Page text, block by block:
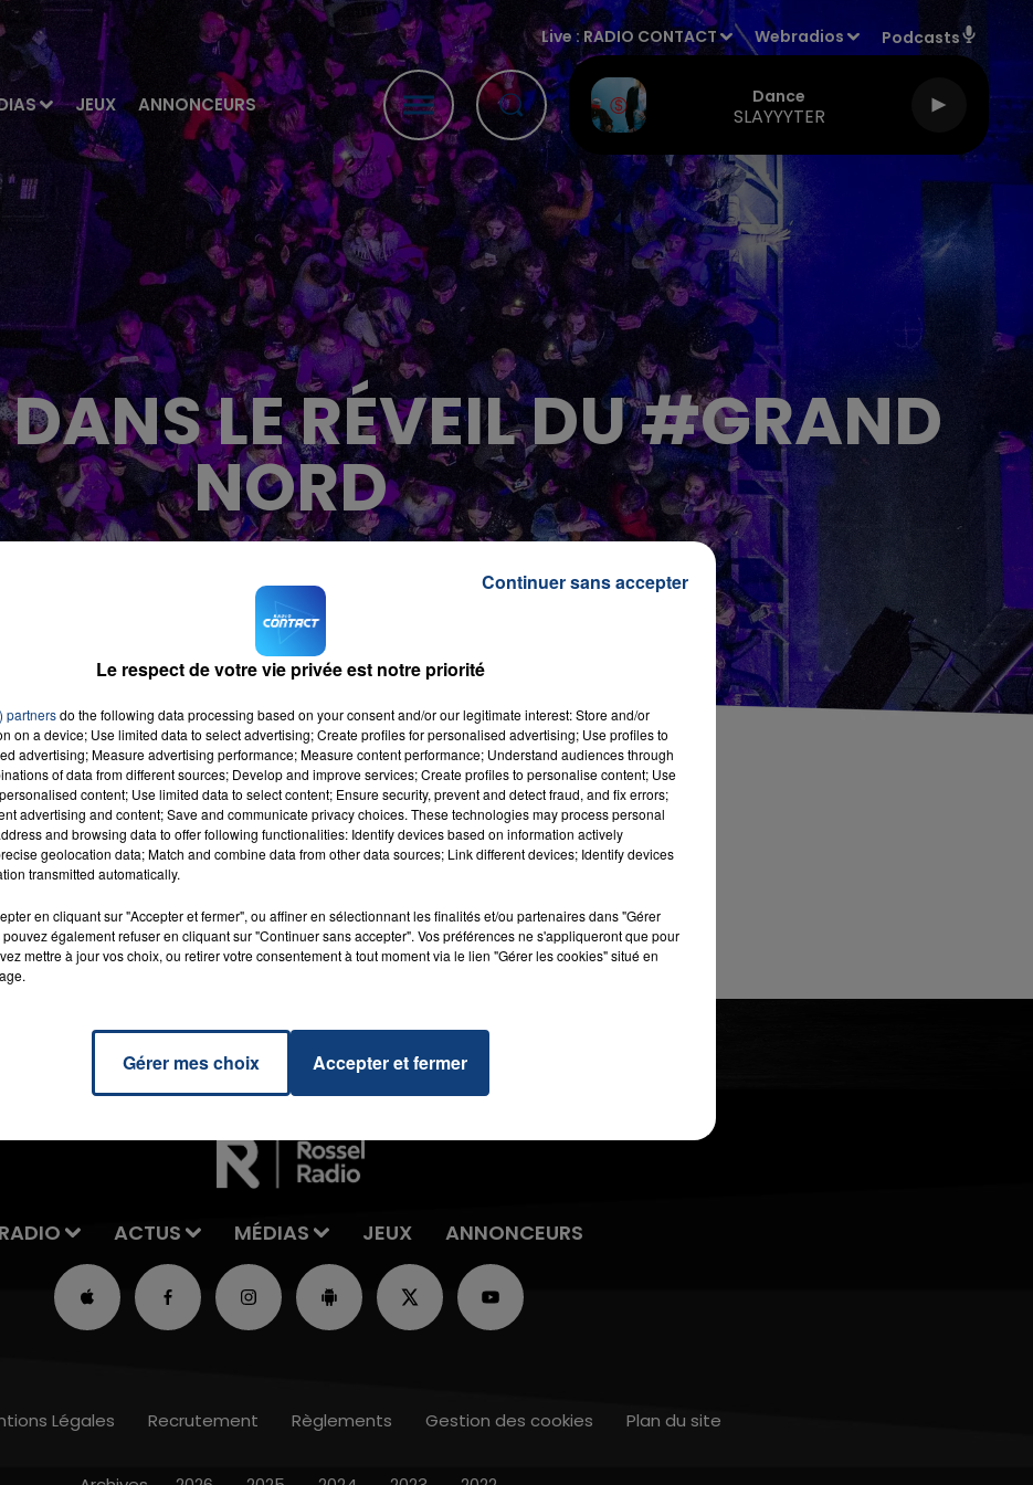
JEUX ANNONCEURS
Live :RADIO CONTACT Webradios Podcasts
Dance
SLAYYYTER
LE RÉVEIL DU #GRAND
NORD
du dépôt de cookies que vous avez exprimé. Si vous
votre accord en cliquant sur le bouton ci-dessous.
l'élément
Le Réveil du #Grand Nord sur Contact FM
RADIO ACTUS MÉDIAS JEUX ANNONCEURS
Légales Recrutement Règlements Gestion des cookies Plan du site
Le respect de votre vie privée est notre priorité
partnersdo the following data processing based on your consent and/or our legitimate interest: Store and/or
on a device; Use limited data to select advertising; Create profiles for personalised advertising; Use profiles to
advertising; Measure advertising performance; Measure content performance; Understand audiences through
of data from different sources; Develop and improve services; Create profiles to personalise content; Use
content; Use limited data to select content; Ensure security, prevent and detect fraud, and fix errors;
advertising and content; Save and communicate privacy choices. These technologies may process personal
and browsing data to offer following functionalities: Identify devices based on information actively
geolocation data; Match and combine data from other data sources; Link different devices; Identify devices
transmitted automatically.
en cliquant sur "Accepter et fermer", ou affiner en sélectionnant les finalités et/ou partenaires dans "Gérer
pouvez également refuser en cliquant sur "Continuer sans accepter". Vos préférences ne s'appliqueront que pour
mettre à jour vos choix, ou retirer votre consentement à tout moment via le lien "Gérer les cookies" situé en
Gérer mes choix Accepter et fermer
Continuer sans accepter